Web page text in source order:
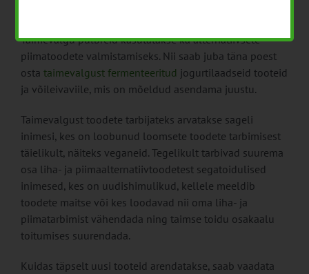
Taimevalgu pulbreid kasutatakse ka alternatiivsete
piimatoodete valmistamiseks. Nii saab juba täna poest
osta taimevalgust fermenteeritud jogurtilaadseid tooteid
ja võileivaviile, mis on mõeldud asendama juustu.
Taimevalgust toodete tarbijateks arvatakse sageli
inimesi, kes on loobunud loomsete toodete tarbimisest
täielikult, näiteks veganeid. Tegelikult tarbivad suurema
osa liha- ja piimaalternatiivtoodetest segatoidulised
inimesed, kes on uudishimulikud, kellele meeldib
toodete maitse või kes loodavad nii oma liha- ja
piimatarbimist vähendada ning taimse toidu osakaalu
toitumises suurendada.
Kuidas täpselt uusi tooteid arendatakse, saab vaadata